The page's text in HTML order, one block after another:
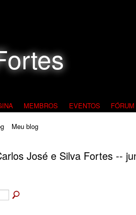
MEMBROS EVENTOS FÓRUM
Meu blog
José e Silva Fortes --